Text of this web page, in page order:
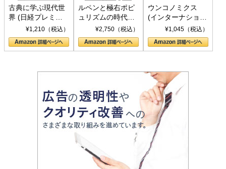
古典に学ぶ現代世
界 (日経プレミア
シリーズ)¥1,210（税込）
ルペンと極右ポピ
ュリズムの時代：
〈ヤヌス〉の二つ
の顔
¥2,750（税込）
ウンコノミクス
(インターナショナ
ル新書)¥1,045（税込）